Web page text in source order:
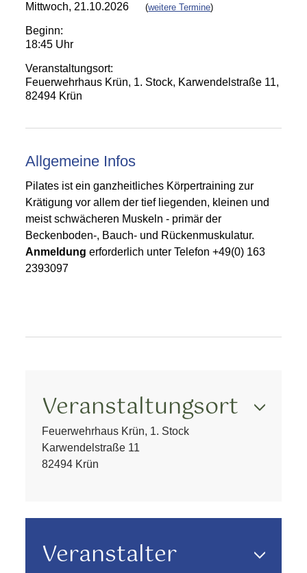
Mittwoch, 21.10.2026
(weitere Termine)
Beginn:
18:45 Uhr
Veranstaltungsort:
Feuerwehrhaus Krün, 1. Stock, Karwendelstraße 11,
82494 Krün
Allgemeine Infos
Pilates ist ein ganzheitliches Körpertraining zur
Krätigung vor allem der tief liegenden, kleinen und
meist schwächeren Muskeln - primär der
Beckenboden-, Bauch- und Rückenmuskulatur.
Anmeldung erforderlich unter Telefon +49(0) 163
2393097
Veranstaltungsort
Feuerwehrhaus Krün, 1. Stock
Karwendelstraße 11
82494 Krün
Veranstalter